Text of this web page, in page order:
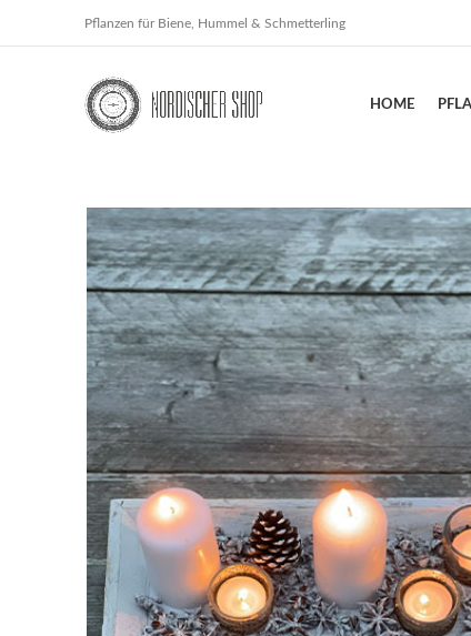
Pflanzen für Biene, Hummel & Schmetterling
HOME